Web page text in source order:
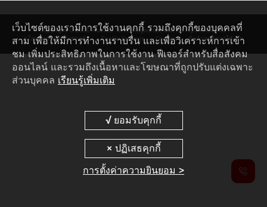
Copyright © 2026 Huawei Technologies Co., Ltd. All rights reserved.
นโยบายความเป็นส่วนตัว
Cookie Settings Cookies ข้อกำหนดการใช้งาน
เว็บไซต์ของเรามีการใช้งานคุกกี้ รวมถึงคุกกี้ของบุคคลที่
สาม เพื่อให้มีการทำงานราบรื่น และเพื่อวิเคราะห์การเข้า
ชม เพิ่มประสิทธิภาพในการใช้งาน ฟีเจอร์สำหรับสื่อสังคม
ออนไลน์ และรวมถึงเนื้อหาและโฆษณาที่ถูกปรับแต่งเฉพาะ
ส่วนบุคคล เรียนรู้เพิ่มเติม
การตั้งค่าความยินยอม >